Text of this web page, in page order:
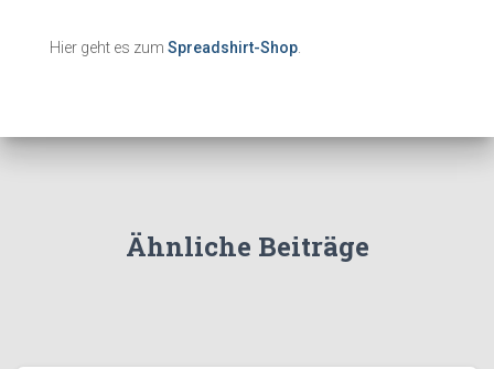
Hier geht es zum Spreadshirt-Shop
Ähnliche Beiträge